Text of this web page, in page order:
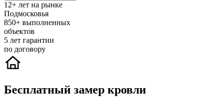
12+ лет на рынке
Подмосковья
850+ выполненных
объектов
5 лет гарантии
по договору
Бесплатный замер кровли